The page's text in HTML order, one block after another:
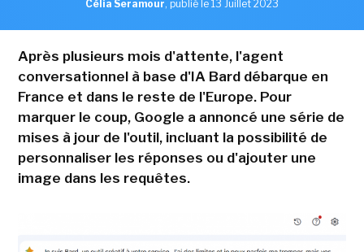
Célia Seramour, publié le 13 Juillet 2023
Après plusieurs mois d'attente, l'agent
conversationnel à base d'IA Bard débarque en
France et dans le reste de l'Europe. Pour
marquer le coup, Google a annoncé une série de
mises à jour de l'outil, incluant la possibilité de
personnaliser les réponses ou d'ajouter une
image dans les requêtes.